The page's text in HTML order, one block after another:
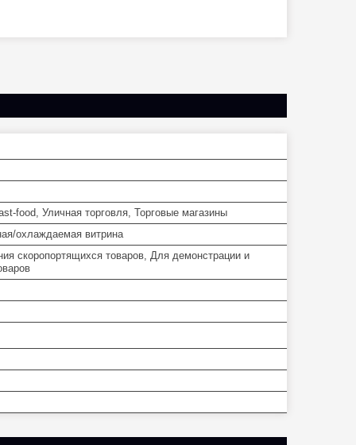
food, Уличная торговля, Торговые магазины
охлаждаемая витрина
скоропортящихся товаров, Для демонстрации и